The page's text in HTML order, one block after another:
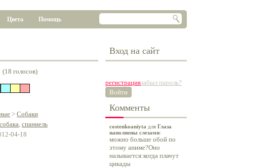
Цвета Помощь
(18 голосов)
> Собаки
собака, спаниель
04-18
Вход на сайт
регистрациязабыл пароль?
Войти
Комменты
costenkoaniyta для Глаза
наполнены слезами:
можно больше обой по
этому аниме?Оно
называется:когда плачут
цикады